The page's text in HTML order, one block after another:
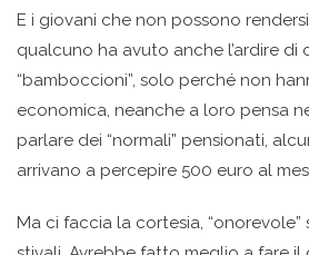
E i giovani che non possono
qualcuno ha avuto anche l’ardire di
“bamboccioni”, solo perché non
economica, neanche a loro pensa
parlare dei “normali” pensionati,
arrivano a percepire 500 euro al
Ma ci faccia la cortesia, “onorevole”